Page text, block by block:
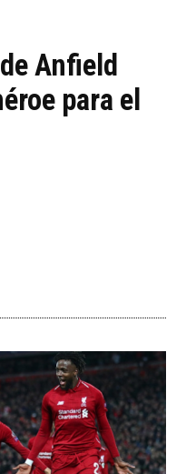
Anfield
para el